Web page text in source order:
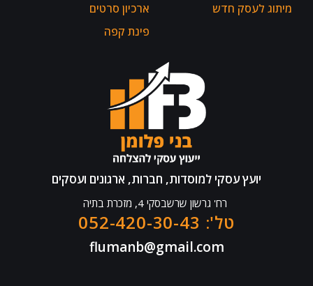
יועץ עסקי למוסדות, חברות, ארגונים ועסקים
רח' גרשון שרשבסקי 4, מזכרת בתיה
טל': 052-420-30-43
flumanb@gmail.com
ארכיון סרטים
פינת קפה
מיתוג לעסק חדש